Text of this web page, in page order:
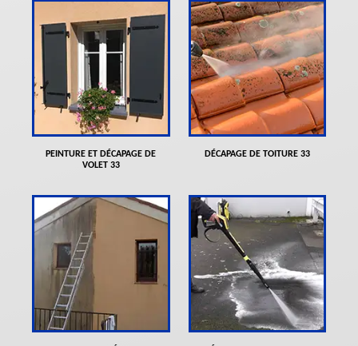
PEINTURE ET DÉCAPAGE DE
VOLET 33
DÉCAPAGE DE TOITURE 33